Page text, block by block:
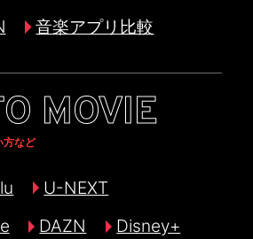
音楽アプリ比較
MOVIE
方など
U-NEXT
DAZN
Disney+